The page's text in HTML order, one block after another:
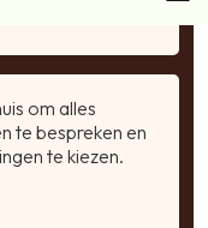
om alles
te bespreken en
te kiezen.